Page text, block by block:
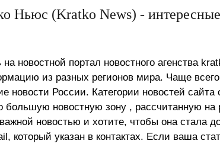
Ньюс (Kratko News) -
новостной портал новостного агенства
из разных регионов мира. Чаще
новости России. Категории новостей
большую новостную зону , рассчитанную на
новостью и хотите, чтобы она стала
который указан в контактах. Если ваша